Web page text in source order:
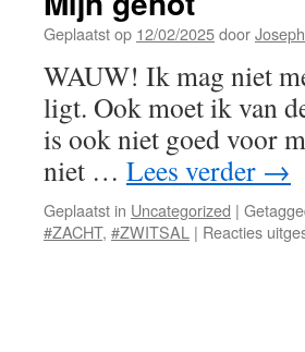
Geplaatst op 12/02/2025door
WAUW! Ik mag niet
ligt. Ook moet ik van
is ook niet goed voor
niet … Lees verder →
Geplaatst in Uncategorized |
#ZACHT, #ZWITSAL | Reacties